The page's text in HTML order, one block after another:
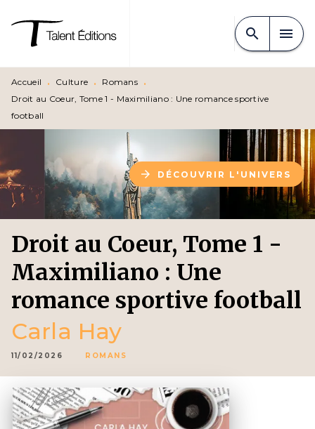
MENU CONTENU
PIED DE PAGE
search menu
Accueil • Culture • Romans •
Droit au Coeur, Tome 1 - Maximiliano : Une romance sportive
football
arrow_forward DÉCOUVRIR L'UNIVERS
Droit au Coeur, Tome 1 -
Maximiliano : Une
romance sportive football
Carla Hay
11/02/2026 ROMANS